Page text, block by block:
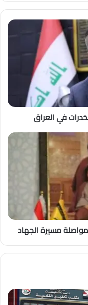
في العراق
مسيرة الجهاد